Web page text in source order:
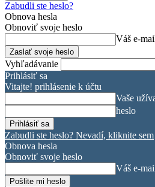
Zabudli ste heslo?
Obnova hesla
Obnoviť svoje heslo
Váš e-
Vyhľadávanie
Prihlásiť sa
Vitajte! prihlásenie k účtu
Vaše
heslo
Zabudli ste heslo? Nevadí, kliknite sem
Obnova hesla
Obnoviť svoje heslo
Váš e-